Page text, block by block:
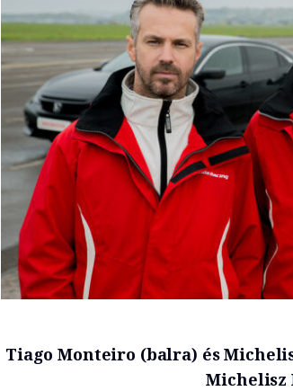
Tiago Monteiro (balra) és
Michelisz